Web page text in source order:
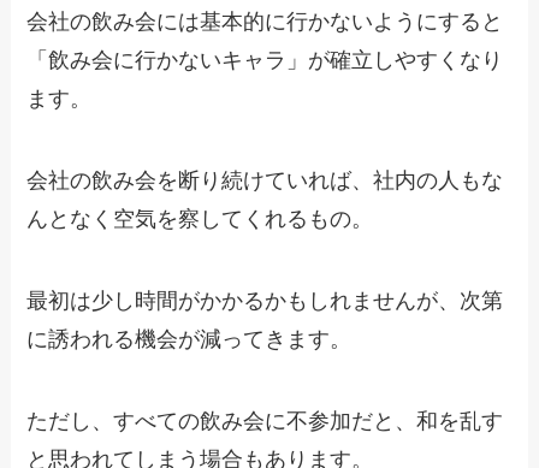
会社の飲み会には基本的に行かないようにすると
「飲み会に行かないキャラ」が確立しやすくなり
ます。
会社の飲み会を断り続けていれば、社内の人もな
んとなく空気を察してくれるもの。
最初は少し時間がかかるかもしれませんが、 次第
に誘われる機会が減ってきます。
ただし、すべての飲み会に不参加だと、和を乱す
と思われてしまう場合もあります。